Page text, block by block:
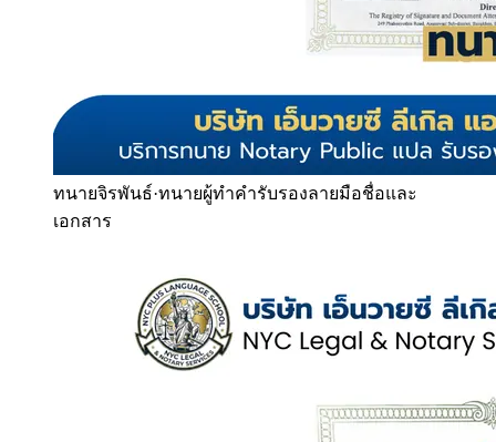
ทนายจิรพันธ์·ทนายผู้ทำคำรับรองลายมือชื่อและ
เอกสาร